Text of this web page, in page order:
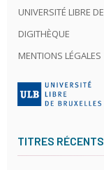
UNIVERSITÉ LIBRE
DIGITHÈQUE
MENTIONS LÉGALES
TITRES RÉCENTS